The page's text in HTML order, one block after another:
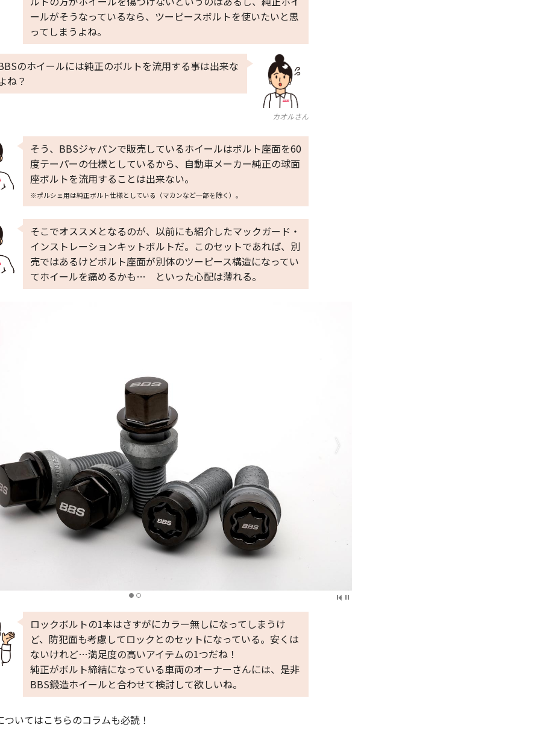
ールがそうなっているなら、ツーピースボルトを使いたいと思
ってしまうよね。
カオルさん
のホイールには純正のボルトを流用する事は出来な
ね？
そう、BBSジャパンで販売しているホイールはボルト座面を60
度テーパーの仕様としているから、自動車メーカー純正の球面
座ボルトを流用することは出来ない。
※ポルシェ用は純正ボルト仕様としている（マカンなど一部を除く）。
そこでオススメとなるのが、以前にも紹介したマックガード・
インストレーションキットボルトだ。このセットであれば、別
売ではあるけどボルト座面が別体のツーピース構造になってい
てホイールを痛めるかも… といった心配は薄れる。
ロックボルトの1本はさすがにカラー無しになってしまうけ
ど、防犯面も考慮してロックとのセットになっている。安くは
ないけれど…満足度の高いアイテムの1つだね！
純正がボルト締結になっている車両のオーナーさんには、是非
BBS鍛造ホイールと合わせて検討して欲しいね。
いてはこちらのコラムも必読！